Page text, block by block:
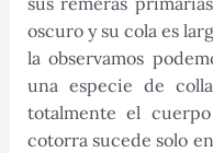
oscuro y su cola es
la observamos
una especie de
totalmente el
cotorra sucede solo